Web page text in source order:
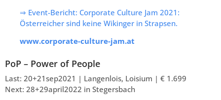
⇒ Event-Bericht: Corporate Culture Jam 2021:
Österreicher sind keine Wikinger in Strapsen.
www.corporate-culture-jam.at
PoP – Power of People
Last: 20+21sep2021 | Langenlois, Loisium | € 1.699
Next: 28+29april2022 in Stegersbach